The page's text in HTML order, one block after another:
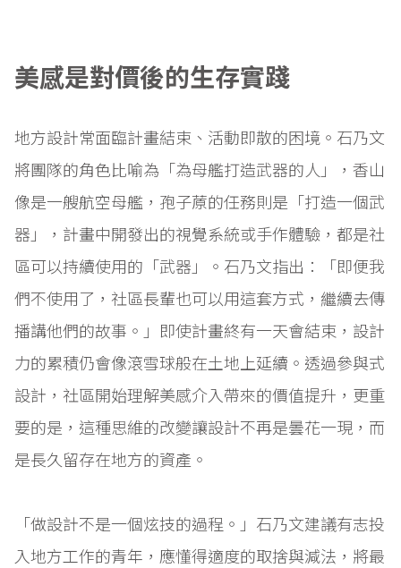
美感是對價後的生存實踐
地方設計常面臨計畫結束、活動即散的困境。石乃文
將團隊的角色比喻為「為母艦打造武器的人」，香山
像是一艘航空母艦，孢子蒝的任務則是「打造一個武
器」，計畫中開發出的視覺系統或手作體驗，都是社
區可以持續使用的「武器」。石乃文指出：「即便我
們不使用了，社區長輩也可以用這套方式，繼續去傳
播講他們的故事。」即使計畫終有一天會結束，設計
力的累積仍會像滾雪球般在土地上延續。透過參與式
設計，社區開始理解美感介入帶來的價值提升，更重
要的是，這種思維的改變讓設計不再是曇花一現，而
是長久留存在地方的資產。
「做設計不是一個炫技的過程。」石乃文建議有志投
入地方工作的青年，應懂得適度的取捨與減法，將最